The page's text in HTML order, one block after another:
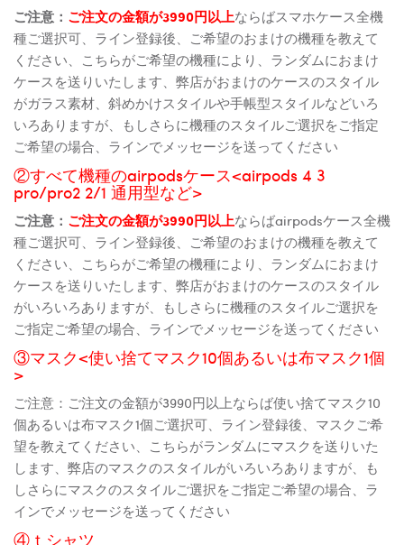
ご注意： ご注文の金額が3990円以上ならばスマホケース全機
種ご選択可、ライン登録後、ご希望のおまけの機種を教えて
ください、こちらがご希望の機種により、ランダムにおまけ
ケースを送りいたします、弊店がおまけのケースのスタイル
がガラス素材、斜めかけスタイルや手帳型スタイルなどいろ
いろありますが、もしさらに機種のスタイルご選択をご指定
ご希望の場合、ラインでメッセージを送ってください
②すべて機種のairpodsケース<airpods 4 3
pro/pro2 2/1 通用型など>
ご注意： ご注文の金額が3990円以上ならばairpodsケース全機
種ご選択可、ライン登録後、ご希望のおまけの機種を教えて
ください、こちらがご希望の機種により、ランダムにおまけ
ケースを送りいたします、弊店がおまけのケースのスタイル
がいろいろありますが、もしさらに機種のスタイルご選択を
ご指定ご希望の場合、ラインでメッセージを送ってください
③マスク<使い捨てマスク10個あるいは布マスク1個
>
ご注意：ご注文の金額が3990円以上ならば使い捨てマスク10
個あるいは布マスク1個ご選択可、ライン登録後、マスクご希
望を教えてください、こちらがランダムにマスクを送りいた
します、弊店のマスクのスタイルがいろいろありますが、も
しさらにマスクのスタイルご選択をご指定ご希望の場合、ラ
インでメッセージを送ってください
④ｔシャツ